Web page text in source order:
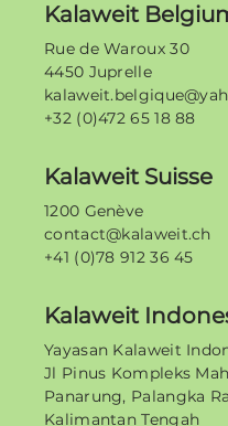
Kalaweit
Rue de Waroux 30
4450 Juprelle
+32 (0)472 65 18 88
Kalaweit Suisse
1200 Genève
contact@kalaweit.ch
+41 (0)78 912 36 45
Kalaweit
Yayasan Kalaweit
Jl Pinus Kompleks
Panarung, Palangka
Kalimantan Tengah